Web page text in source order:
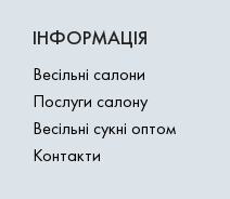
ІНФОРМАЦІЯ
Весільні салони
Послуги салону
Весільні сукні оптом
Контакти